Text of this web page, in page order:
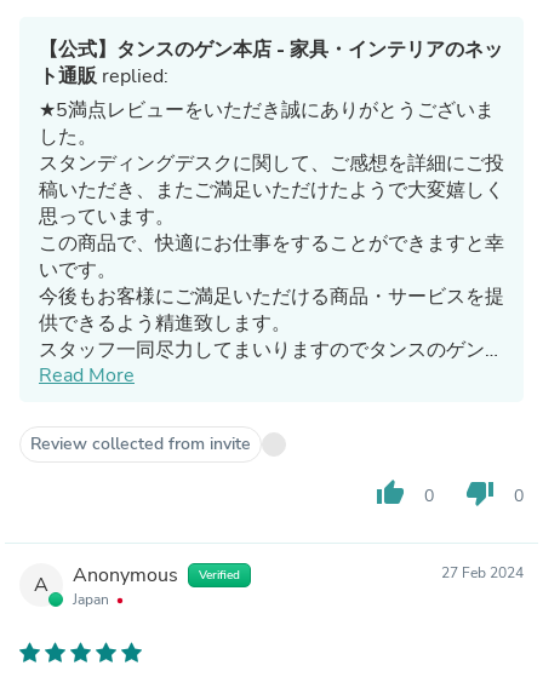
【公式】タンスのゲン本店 - 家具・インテリアのネッ
ト通販replied:
★5満点レビューをいただき誠にありがとうございま
した。
スタンディングデスクに関して、ご感想を詳細にご投
稿いただき、またご満足いただけたようで大変嬉しく
思っています。
この商品で、快適にお仕事をすることができますと幸
いです。
今後もお客様にご満足いただける商品・サービスを提
供できるよう精進致します。
スタッフ一同尽力してまいりますのでタンスのゲンを
どうぞよろしくお願いいたします。
Read More
Review collected from invite
thumb_up 0 thumb_down 0
A Anonymous Verified
Japan
27 Feb 2024